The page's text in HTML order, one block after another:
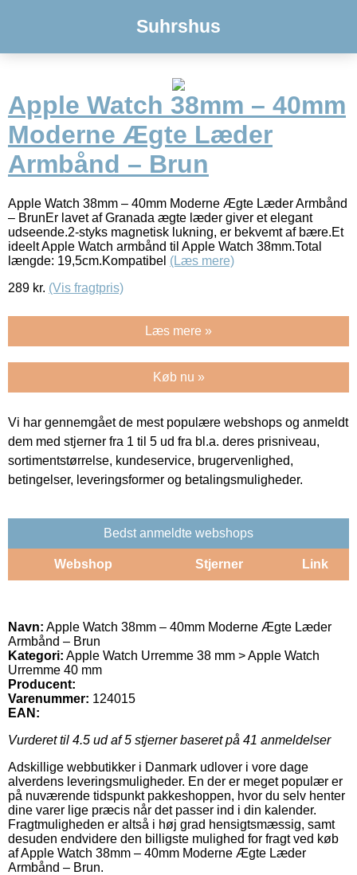
Suhrshus
Apple Watch 38mm – 40mm
Moderne Ægte Læder
Armbånd – Brun
Apple Watch 38mm – 40mm Moderne Ægte Læder Armbånd
– BrunEr lavet af Granada ægte læder giver et elegant
udseende.2-styks magnetisk lukning, er bekvemt af bære.Et
ideelt Apple Watch armbånd til Apple Watch 38mm.Total
længde: 19,5cm.Kompatibel (Læs mere)
289 kr. (Vis fragtpris)
Læs mere »
Køb nu »
Vi har gennemgået de mest populære webshops og anmeldt
dem med stjerner fra 1 til 5 ud fra bl.a. deres prisniveau,
sortimentstørrelse, kundeservice, brugervenlighed,
betingelser, leveringsformer og betalingsmuligheder.
Bedst anmeldte webshops
Webshop Stjerner Link
Navn: Apple Watch 38mm – 40mm Moderne Ægte Læder
Armbånd – Brun
Kategori: Apple Watch Urremme 38 mm > Apple Watch
Urremme 40 mm
Producent:
Varenummer: 124015
EAN:
Vurderet til 4.5 ud af 5 stjerner baseret på 41 anmeldelser
Adskillige webbutikker i Danmark udlover i vore dage
alverdens leveringsmuligheder. En der er meget populær er
på nuværende tidspunkt pakkeshoppen, hvor du selv henter
dine varer lige præcis når det passer ind i din kalender.
Fragtmuligheden er altså i høj grad hensigtsmæssig, samt
desuden endvidere den billigste mulighed for fragt ved køb
af Apple Watch 38mm – 40mm Moderne Ægte Læder
Armbånd – Brun.